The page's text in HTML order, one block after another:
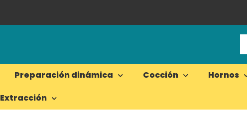
Preparación dinámica Cocción Hornos
Extracción